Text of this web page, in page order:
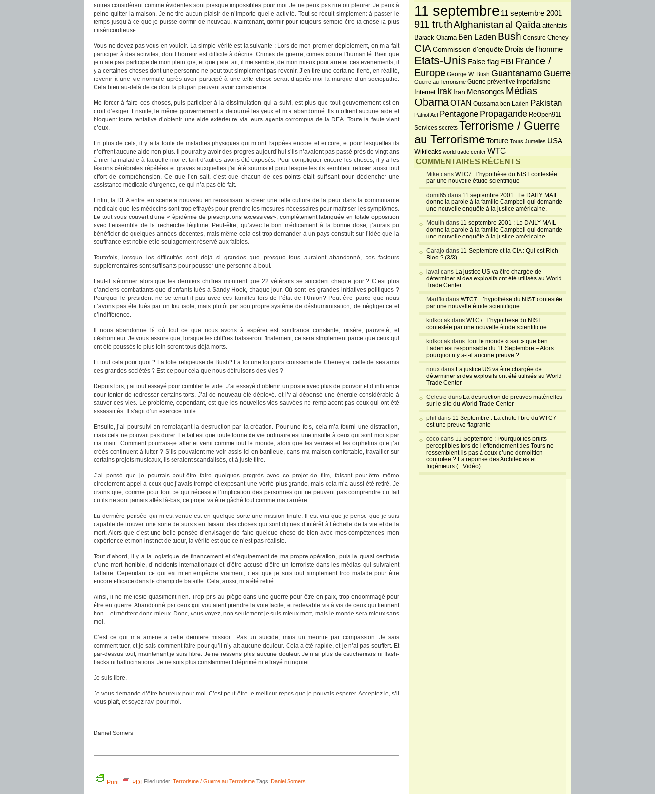
autres considèrent comme évidentes sont presque impossibles pour moi. Je ne peux pas rire ou pleurer. Je peux à
peine quitter la maison. Je ne tire aucun plaisir de n’importe quelle activité. Tout se réduit simplement à passer le
temps jusqu’à ce que je puisse dormir de nouveau. Maintenant, dormir pour toujours semble être la chose la plus
miséricordieuse.
Vous ne devez pas vous en vouloir. La simple vérité est la suivante : Lors de mon premier déploiement, on m’a fait
participer à des activités, dont l’horreur est difficile à décrire. Crimes de guerre, crimes contre l’humanité. Bien que
je n’aie pas participé de mon plein gré, et que j’aie fait, il me semble, de mon mieux pour arrêter ces événements, il
y a certaines choses dont une personne ne peut tout simplement pas revenir. J’en tire une certaine fierté, en réalité,
revenir à une vie normale après avoir participé à une telle chose serait d’après moi la marque d’un sociopathe.
Cela bien au-delà de ce dont la plupart peuvent avoir conscience.
Me forcer à faire ces choses, puis participer à la dissimulation qui a suivi, est plus que tout gouvernement est en
droit d’exiger. Ensuite, le même gouvernement a détourné les yeux et m’a abandonné. Ils n’offrent aucune aide et
bloquent toute tentative d’obtenir une aide extérieure via leurs agents corrompus de la DEA. Toute la faute vient
d’eux.
En plus de cela, il y a la foule de maladies physiques qui m’ont frappées encore et encore, et pour lesquelles ils
n’offrent aucune aide non plus. Il pourrait y avoir des progrès aujourd’hui s’ils n’avaient pas passé près de vingt ans
à nier la maladie à laquelle moi et tant d’autres avons été exposés. Pour compliquer encore les choses, il y a les
lésions cérébrales répétées et graves auxquelles j’ai été soumis et pour lesquelles ils semblent refuser aussi tout
effort de compréhension. Ce que l’on sait, c’est que chacun de ces points était suffisant pour déclencher une
assistance médicale d’urgence, ce qui n’a pas été fait.
Enfin, la DEA entre en scène à nouveau en réussissant à créer une telle culture de la peur dans la communauté
médicale que les médecins sont trop effrayés pour prendre les mesures nécessaires pour maîtriser les symptômes.
Le tout sous couvert d’une « épidémie de prescriptions excessives», complètement fabriquée en totale opposition
avec l’ensemble de la recherche légitime. Peut-être, qu’avec le bon médicament à la bonne dose, j’aurais pu
bénéficier de quelques années décentes, mais même cela est trop demander à un pays construit sur l’idée que la
souffrance est noble et le soulagement réservé aux faibles.
Toutefois, lorsque les difficultés sont déjà si grandes que presque tous auraient abandonné, ces facteurs
supplémentaires sont suffisants pour pousser une personne à bout.
Faut-il s’étonner alors que les derniers chiffres montrent que 22 vétérans se suicident chaque jour ? C’est plus
d’anciens combattants que d’enfants tués à Sandy Hook, chaque jour. Où sont les grandes initiatives politiques ?
Pourquoi le président ne se tenait-il pas avec ces familles lors de l’état de l’Union? Peut-être parce que nous
n’avons pas été tués par un fou isolé, mais plutôt par son propre système de déshumanisation, de négligence et
d’indifférence.
Il nous abandonne là où tout ce que nous avons à espérer est souffrance constante, misère, pauvreté, et
déshonneur. Je vous assure que, lorsque les chiffres baisseront finalement, ce sera simplement parce que ceux qui
ont été poussés le plus loin seront tous déjà morts.
Et tout cela pour quoi ? La folie religieuse de Bush? La fortune toujours croissante de Cheney et celle de ses amis
des grandes sociétés ? Est-ce pour cela que nous détruisons des vies ?
Depuis lors, j’ai tout essayé pour combler le vide. J’ai essayé d’obtenir un poste avec plus de pouvoir et d’influence
pour tenter de redresser certains torts. J’ai de nouveau été déployé, et j’y ai dépensé une énergie considérable à
sauver des vies. Le problème, cependant, est que les nouvelles vies sauvées ne remplacent pas ceux qui ont été
assassinés. Il s’agit d’un exercice futile.
Ensuite, j’ai poursuivi en remplaçant la destruction par la création. Pour une fois, cela m’a fourni une distraction,
mais cela ne pouvait pas durer. Le fait est que toute forme de vie ordinaire est une insulte à ceux qui sont morts par
ma main. Comment pourrais-je aller et venir comme tout le monde, alors que les veuves et les orphelins que j’ai
créés continuent à lutter ? S’ils pouvaient me voir assis ici en banlieue, dans ma maison confortable, travailler sur
certains projets musicaux, ils seraient scandalisés, et à juste titre.
J’ai pensé que je pourrais peut-être faire quelques progrès avec ce projet de film, faisant peut-être même
directement appel à ceux que j’avais trompé et exposant une vérité plus grande, mais cela m’a aussi été retiré. Je
crains que, comme pour tout ce qui nécessite l’implication des personnes qui ne peuvent pas comprendre du fait
qu’ils ne sont jamais allés là-bas, ce projet va être gâché tout comme ma carrière.
La dernière pensée qui m’est venue est en quelque sorte une mission finale. Il est vrai que je pense que je suis
capable de trouver une sorte de sursis en faisant des choses qui sont dignes d’intérêt à l’échelle de la vie et de la
mort. Alors que c’est une belle pensée d’envisager de faire quelque chose de bien avec mes compétences, mon
expérience et mon instinct de tueur, la vérité est que ce n’est pas réaliste.
Tout d’abord, il y a la logistique de financement et d’équipement de ma propre opération, puis la quasi certitude
d’une mort horrible, d’incidents internationaux et d’être accusé d’être un terroriste dans les médias qui suivraient
l’affaire. Cependant ce qui est m’en empêche vraiment, c’est que je suis tout simplement trop malade pour être
encore efficace dans le champ de bataille. Cela, aussi, m’a été retiré.
Ainsi, il ne me reste quasiment rien. Trop pris au piège dans une guerre pour être en paix, trop endommagé pour
être en guerre. Abandonné par ceux qui voulaient prendre la voie facile, et redevable vis à vis de ceux qui tiennent
bon – et méritent donc mieux. Donc, vous voyez, non seulement je suis mieux mort, mais le monde sera mieux sans
moi.
C’est ce qui m’a amené à cette dernière mission. Pas un suicide, mais un meurtre par compassion. Je sais
comment tuer, et je sais comment faire pour qu’il n’y ait aucune douleur. Cela a été rapide, et je n’ai pas souffert. Et
par-dessus tout, maintenant je suis libre. Je ne ressens plus aucune douleur. Je n’ai plus de cauchemars ni flash-
backs ni hallucinations. Je ne suis plus constamment déprimé ni effrayé ni inquiet.
Je suis libre.
Je vous demande d’être heureux pour moi. C’est peut-être le meilleur repos que je pouvais espérer. Acceptez le, s’il
vous plaît, et soyez ravi pour moi.
Daniel Somers
Print PDFFiled under: Terrorisme / Guerre au Terrorisme Tags: Daniel Somers
11 septembre 11 septembre 2001
911 truthAfghanistanal Qaïda attentats
Barack Obama Ben Laden Bush Censure Cheney
CIA Commission d'enquête Droits de l'homme
Etats-Unis False flag FBI France /
Europe George W. Bush Guantanamo Guerre
Guerre au Terrorisme Guerre préventive Impérialisme
Internet Irak Iran Mensonges Médias
ObamaOTAN Oussama ben Laden Pakistan
Patriot Act Pentagone Propagande ReOpen911
Services secrets Terrorisme / Guerre
au TerrorismeTorture Tours Jumelles USA
Wikileaks world trade center WTC
COMMENTAIRES RÉCENTS
Mike dans WTC7 : l’hypothèse du NIST contestée
par une nouvelle étude scientifique
domi65 dans 11 septembre 2001 : Le DAILY MAIL
donne la parole à la famille Campbell qui demande
une nouvelle enquête à la justice américaine.
Moulin dans 11 septembre 2001 : Le DAILY MAIL
donne la parole à la famille Campbell qui demande
une nouvelle enquête à la justice américaine.
Carajo dans 11-Septembre et la CIA : Qui est Rich
Blee ? (3/3)
laval dans La justice US va être chargée de
déterminer si des explosifs ont été utilisés au World
Trade Center
Mariflo dans WTC7 : l’hypothèse du NIST contestée
par une nouvelle étude scientifique
kidkodak dans WTC7 : l’hypothèse du NIST
contestée par une nouvelle étude scientifique
kidkodak dans Tout le monde « sait » que ben
Laden est responsable du 11 Septembre – Alors
pourquoi n’y a-t-il aucune preuve ?
rioux dans La justice US va être chargée de
déterminer si des explosifs ont été utilisés au World
Trade Center
Celeste dans La destruction de preuves matérielles
sur le site du World Trade Center
phil dans 11 Septembre : La chute libre du WTC7
est une preuve flagrante
coco dans 11-Septembre : Pourquoi les bruits
perceptibles lors de l’effondrement des Tours ne
ressemblent-ils pas à ceux d’une démolition
contrôlée ? La réponse des Architectes et
Ingénieurs (+ Vidéo)